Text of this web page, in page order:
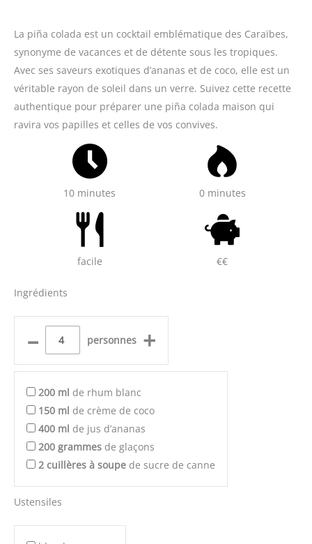
La piña colada est un cocktail emblématique des Caraïbes,
synonyme de vacances et de détente sous les tropiques.
Avec ses saveurs exotiques d’ananas et de coco, elle est un
véritable rayon de soleil dans un verre. Suivez cette recette
authentique pour préparer une piña colada maison qui
ravira vos papilles et celles de vos convives.
10 minutes 0 minutes
facile €€
Ingrédients
– personnes +
200 ml de rhum blanc
150 ml de crème de coco
400 ml de jus d’ananas
200 grammes de glaçons
2 cuillères à soupe de sucre de canne
Ustensiles